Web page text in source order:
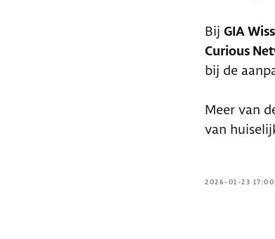
Bij GIA
Curious
bij de
Meer van
van
2026-01-23 17:00